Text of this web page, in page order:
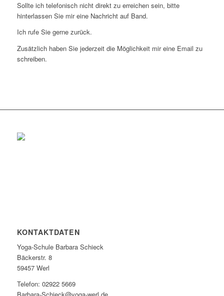
Sollte ich telefonisch nicht direkt zu erreichen sein, bitte
hinterlassen Sie mir eine Nachricht auf Band.
Ich rufe Sie gerne zurück.
Zusätzlich haben Sie jederzeit die Möglichkeit mir eine Email zu
schreiben.
KONTAKTDATEN
Yoga-Schule Barbara Schieck
Bäckerstr. 8
59457 Werl
Telefon: 02922 5669